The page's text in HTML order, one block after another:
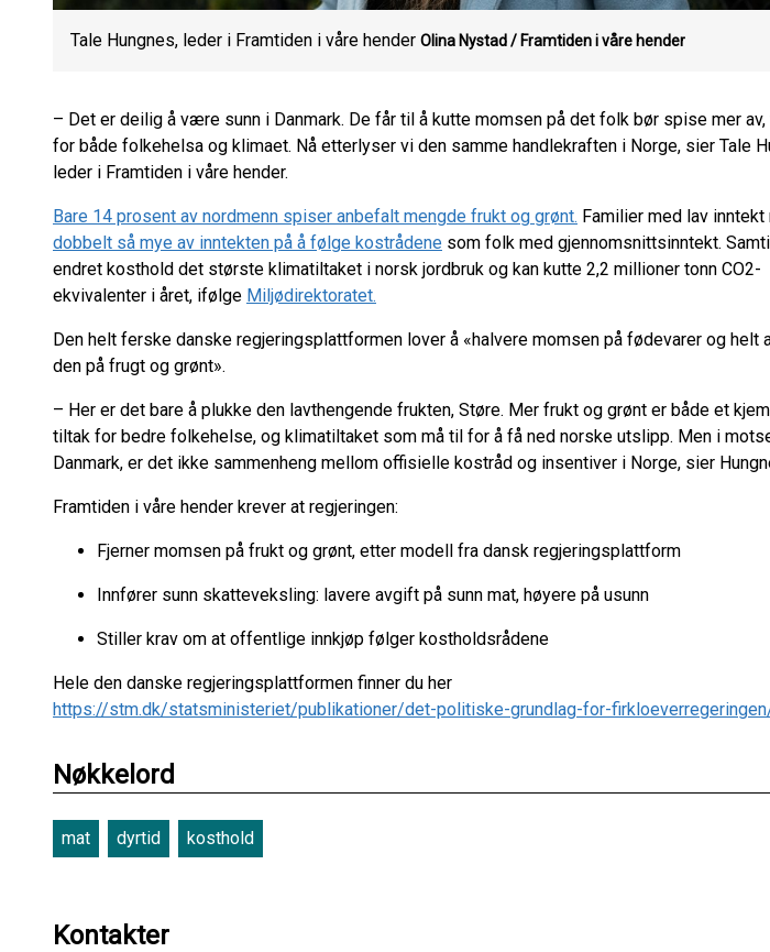
Tale Hungnes, leder i Framtiden i våre hender Olina Nystad / Framtiden i våre hender
– Det er deilig å være sunn i Danmark. De får til å kutte momsen på det folk bør spise mer
for både folkehelsa og klimaet. Nå etterlyser vi den samme handlekraften i Norge, sier Tale
leder i Framtiden i våre hender.
Bare 14 prosent av nordmenn spiser anbefalt mengde frukt og grønt. Familier med lav inntekt
dobbelt så mye av inntekten på å følge kostrådene som folk med gjennomsnittsinntekt.
endret kosthold det største klimatiltaket i norsk jordbruk og kan kutte 2,2 millioner tonn CO2-
ekvivalenter i året, ifølge Miljødirektoratet.
Den helt ferske danske regjeringsplattformen lover å «halvere momsen på fødevarer og helt
den på frugt og grønt».
– Her er det bare å plukke den lavthengende frukten, Støre. Mer frukt og grønt er både et
tiltak for bedre folkehelse, og klimatiltaket som må til for å få ned norske utslipp. Men i
Danmark, er det ikke sammenheng mellom offisielle kostråd og insentiver i Norge, sier
Framtiden i våre hender krever at regjeringen:
Fjerner momsen på frukt og grønt, etter modell fra dansk regjeringsplattform
Innfører sunn skatteveksling: lavere avgift på sunn mat, høyere på usunn
Stiller krav om at offentlige innkjøp følger kostholdsrådene
Hele den danske regjeringsplattformen finner du her
https://stm.dk/statsministeriet/publikationer/det-politiske-grundlag-for-
Nøkkelord
mat dyrtid kosthold
Kontakter